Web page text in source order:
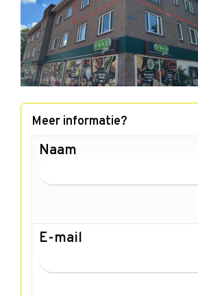
Meer informatie?
Naam
E-mail